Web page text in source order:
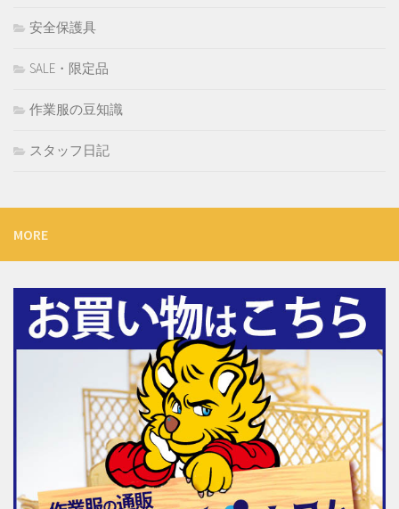
安全保護具
SALE・限定品
作業服の豆知識
スタッフ日記
MORE